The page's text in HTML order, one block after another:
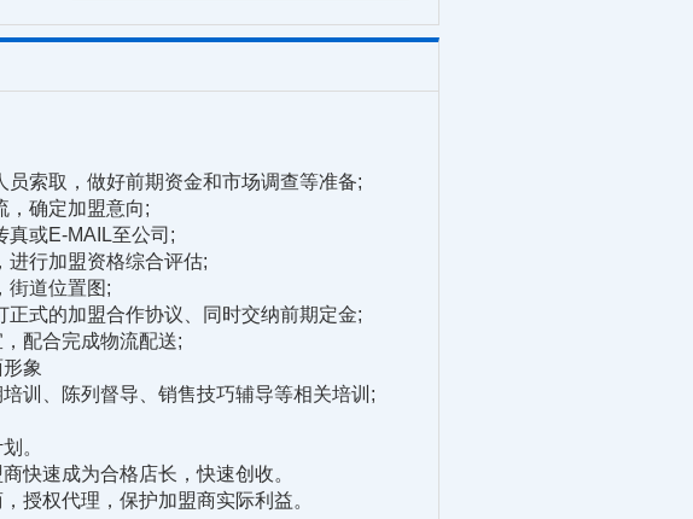
索取，做好前期资金和市场调查等准备;
确定加盟意向;
或E-MAIL至公司;
行加盟资格综合评估;
道位置图;
式的加盟合作协议、同时交纳前期定金;
配合完成物流配送;
象
、陈列督导、销售技巧辅导等相关培训;
。
速成为合格店长，快速创收。
权代理，保护加盟商实际利益。